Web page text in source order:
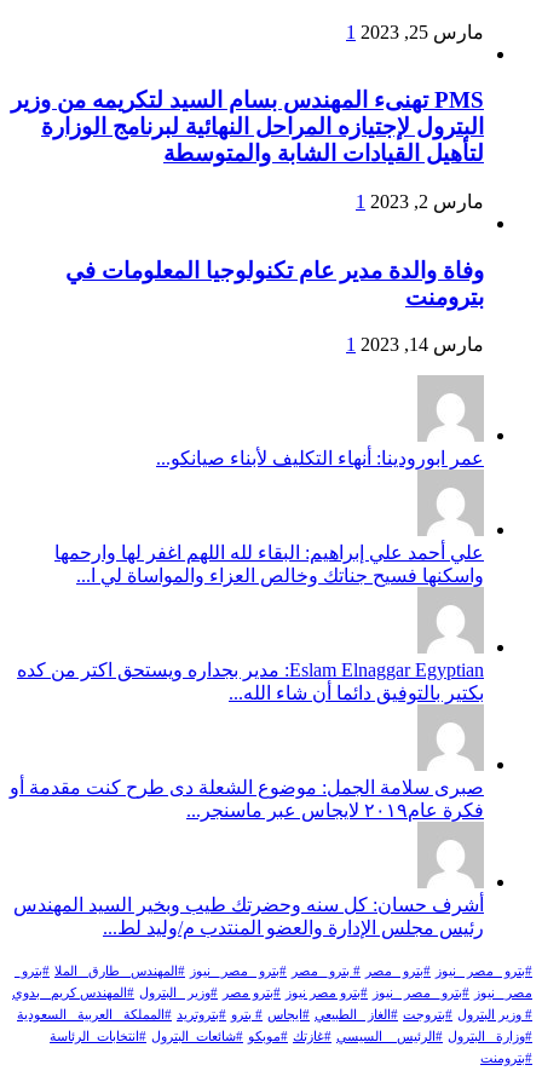
مارس 25, 2023 1
PMS تهنىء المهندس بسام السيد لتكريمه من وزير
البترول لإجتيازه المراحل النهائية لبرنامج الوزارة
لتأهيل القيادات الشابة والمتوسطة
مارس 2, 2023 1
وفاة والدة مدير عام تكنولوجيا المعلومات في
بترومنت
مارس 14, 2023 1
عمر ابورودينا: أنهاء التكليف لأبناء صيانكو...
علي أحمد علي إبراهيم: البقاء لله اللهم اغفر لها وارحمها
واسكنها فسيح جناتك وخالص العزاء والمواساة لي ا...
Eslam Elnaggar Egyptian: مدير بجداره ويستحق اكتر من كده
بكتير بالتوفيق دائما أن شاء الله...
صبرى سلامة الجمل: موضوع الشعلة دى طرح كنت مقدمة أو
فكرة عام٢٠١٩ لايجاس عبر ماسنجر...
أشرف حسان: كل سنه وحضرتك طيب وبخير السيد المهندس
رئيس مجلس الإدارة والعضو المنتدب م/وليد لط...
#بترو _مصر _نيوز #بترو _مصر # بترو_ مصر #بترو _مصر_ نيوز #المهندس _طارق _الملا #بترو_
مصر_ نيوز
#بترو_ مصر _نيوز #بترو مصر نيوز #بترو مصر #وزير _البترول #المهندس كريم_ بدوي
# وزير البترول #بتروجت #الغاز _الطبيعي #ايجاس # بترو #بتروتريد #المملكة _العربية _السعودية
#وزارة _البترول #الرئيس _ السيسي #غازتك #موبكو #شائعات_البترول #انتخابات_الرئاسة
#بترومنت